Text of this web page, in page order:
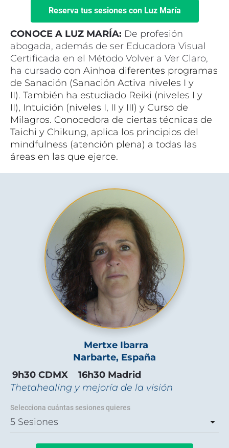
Reserva tus sesiones con Luz María
CONOCE A LUZ MARÍA: De profesión
abogada, además de ser Educadora Visual
Certificada en el Método Volver a Ver Claro,
ha cursado con Ainhoa diferentes programas
de Sanación (Sanación Activa niveles I y
II). También ha estudiado Reiki (niveles I y
II), Intuición (niveles I, II y III) y Curso de
Milagros. Conocedora de ciertas técnicas de
Taichi y Chikung, aplica los principios del
mindfulness (atención plena) a todas las
áreas en las que ejerce.
Mertxe Ibarra
Narbarte, España
9h30 CDMX    16h30 Madrid
Thetahealing y mejoría de la visión
Selecciona cuántas sesiones quieres